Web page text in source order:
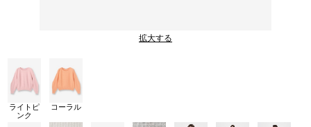
拡大する
ライトピ
ンク
コーラル